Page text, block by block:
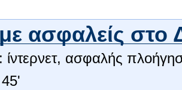
ασφαλείς στο
ίντερνετ, ασφαλής